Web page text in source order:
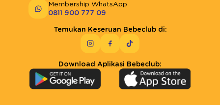
Membership WhatsApp
0811 900 777 09
Temukan Keseruan Bebeclub di:
Download Aplikasi Bebeclub: